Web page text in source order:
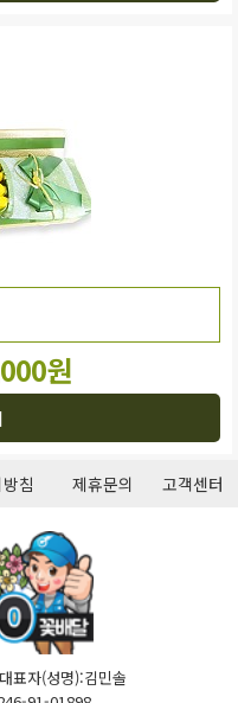
원
침 제휴문의 고객센터
자(성명):김민솔